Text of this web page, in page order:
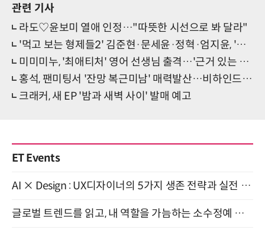
관련 기사
라도♡윤보미 열애 인정…"따뜻한 시선으로 봐 달라"
'먹고 보는 형제들2' 김준현·문세윤·정혁·엄지윤, 'MZ잼' 터졌다
미미미누, '최애티처' 영어 선생님 출격…'근거 있는 자신감'
홍석, 팬미팅서 '잔망 복근미남' 매력발산…비하인드컷 공개
크래커, 새 EP '밤과 새벽 사이' 발매 예고
ET Events
AI × Design : UX디자이너의 5가지 생존 전략과 실전 대응 8월 28일 개최
글로벌 트렌드를 읽고, 내 역할을 가늠하는 소수정예 실습 워크숍 (8/28)